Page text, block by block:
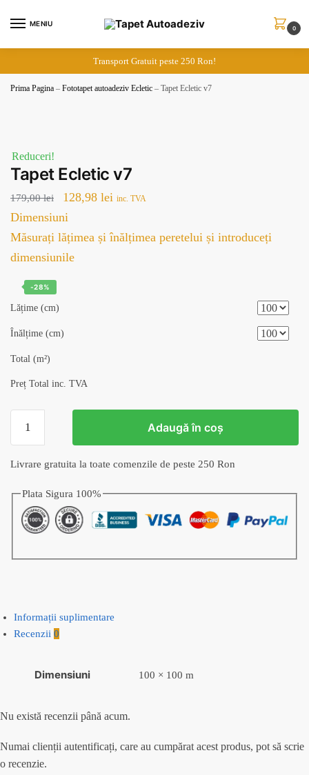
MENIU
0
Transport Gratuit peste 250 Ron!
Prima Pagina – Fototapet autoadeziv Ecletic – Tapet Ecletic v7
Reduceri!
Tapet Ecletic v7
179,00lei
Prețul
inițial
a
fost:
128,98 lei Prețul
este:
inc. TVA
Dimensiuni
Măsurați lățimea și înălțimea peretelui și introduceți
dimensiunile
-28%
Lățime (cm)
Înălțime (cm)
Total (m²)
Preț Total inc. TVA
Tapet
v7
Adaugă în coș
Livrare gratuita la toate comenzile de peste 250 Ron
Plata Sigura 100%
Informații suplimentare
Recenzii 0
Dimensiuni 100 × 100 m
Nu există recenzii până acum.
Numai clienții autentificați, care au cumpărat acest produs, pot să scrie
o recenzie.